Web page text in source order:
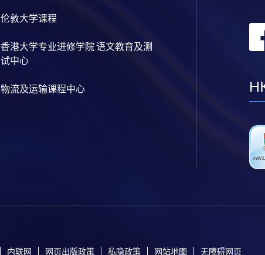
伦敦大学课程
香港大学专业进修学院 语文教育及测
试中心
物流及运输课程中心
内联网 网页出版政策 私隐政策 网站地图 无障碍网页